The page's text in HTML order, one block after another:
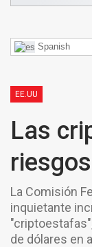
Spanish
EE.UU
Las
riesgos
La Comisión
inquietante
de dólares en